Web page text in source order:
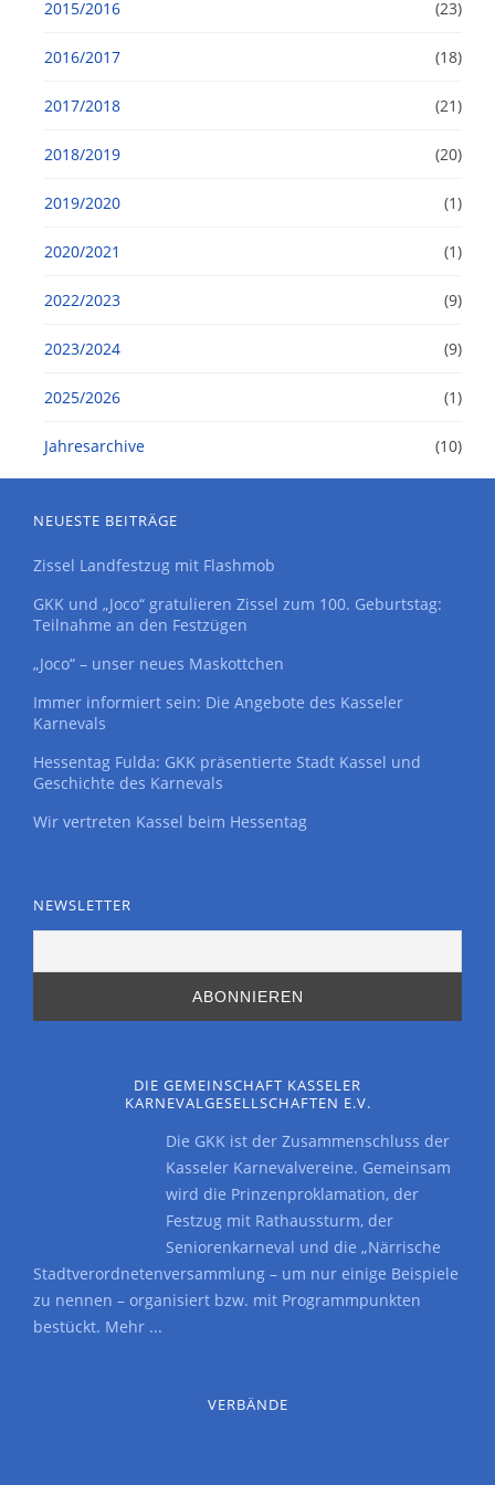
2015/2016 (23)
2016/2017 (18)
2017/2018 (21)
2018/2019 (20)
2019/2020 (1)
2020/2021 (1)
2022/2023 (9)
2023/2024 (9)
2025/2026 (1)
Jahresarchive (10)
NEUESTE BEITRÄGE
Zissel Landfestzug mit Flashmob
GKK und „Joco“ gratulieren Zissel zum 100. Geburtstag:
Teilnahme an den Festzügen
„Joco“ – unser neues Maskottchen
Immer informiert sein: Die Angebote des Kasseler
Karnevals
Hessentag Fulda: GKK präsentierte Stadt Kassel und
Geschichte des Karnevals
Wir vertreten Kassel beim Hessentag
NEWSLETTER
DIE GEMEINSCHAFT KASSELER
KARNEVALGESELLSCHAFTEN E.V.
Die GKK ist der Zusammenschluss der
Kasseler Karnevalvereine. Gemeinsam
wird die Prinzenproklamation, der
Festzug mit Rathaussturm, der
Seniorenkarneval und die „Närrische
Stadtverordnetenversammlung – um nur einige Beispiele
zu nennen – organisiert bzw. mit Programmpunkten
bestückt. Mehr ...
VERBÄNDE